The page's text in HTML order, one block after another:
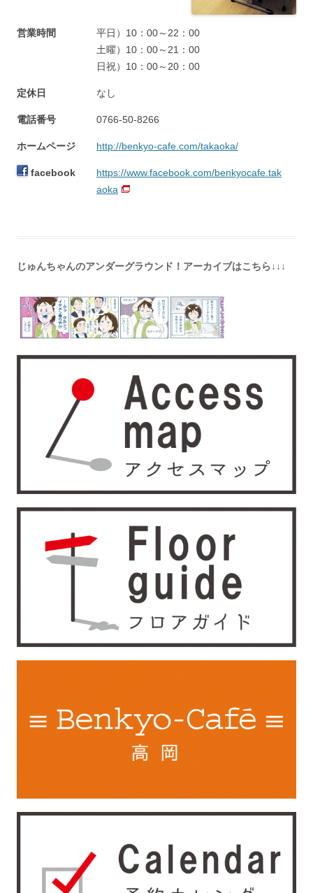
営業時間
平日）10：00～22：00
土曜）10：00～21：00
日祝）10：00～20：00
定休日 なし
電話番号 0766-50-8266
ホームページ http://benkyo-cafe.com/takaoka/
facebook
https://www.facebook.com/benkyocafe.tak
aoka
じゅんちゃんのアンダーグラウンド！アーカイブはこちら↓↓↓